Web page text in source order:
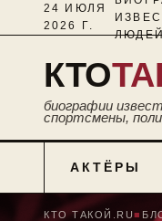
24 ИЮЛЯ
2026 Г.
КТО
биографии
спортсмены,
АКТЁРЫ
КТО ТАКОЙ.RU■